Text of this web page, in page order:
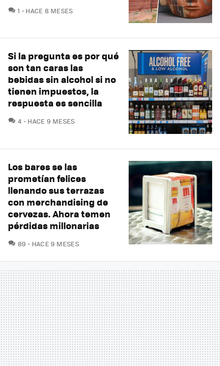
1 COMENTARIOS
HACE 8 MESES
Si la pregunta es por qué
son tan caras las
bebidas sin alcohol si no
tienen impuestos, la
respuesta es sencilla
4 COMENTARIOS
HACE 9 MESES
Los bares se las
prometían felices
llenando sus terrazas
con merchandising de
cervezas. Ahora temen
pérdidas millonarias
89 COMENTARIOS
HACE 9 MESES